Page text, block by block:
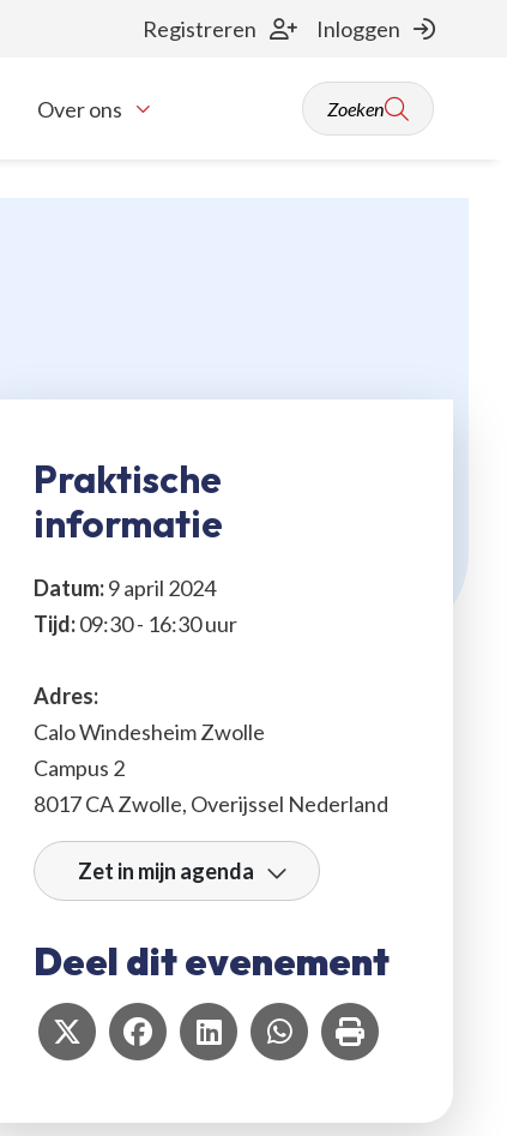
Registreren Inloggen
Over ons
Toon onderliggende navigatie items
Zoeken
Praktische
informatie
Datum:9 april 2024
Tijd:09:30 - 16:30 uur
Adres:
Calo Windesheim Zwolle
Campus 2
8017 CAZwolle, Overijssel Nederland
Zet in mijn agenda
Deel dit evenement